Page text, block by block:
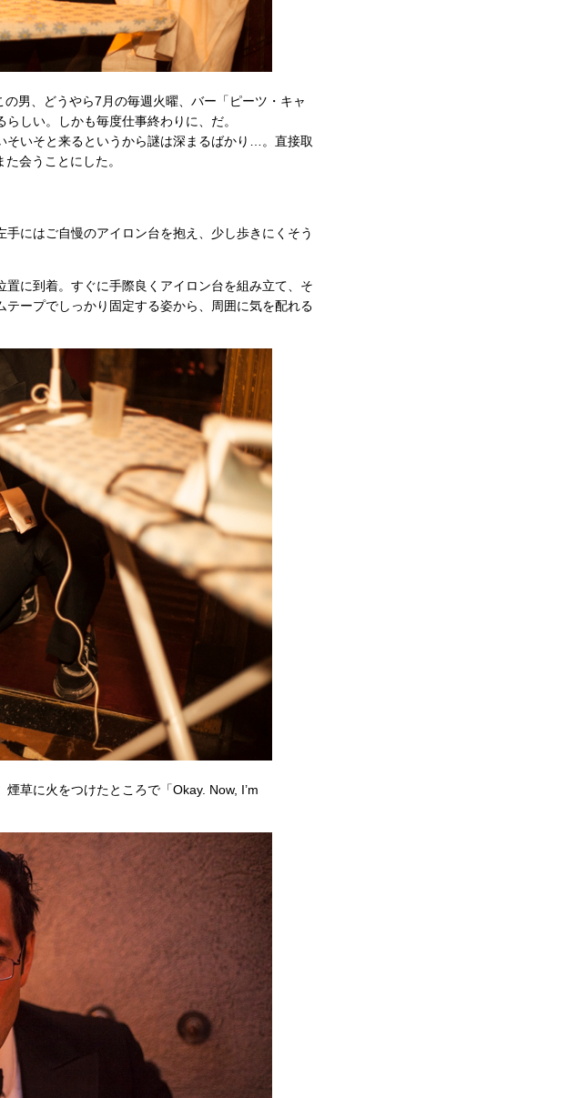
男、どうやら7月の毎週火曜、バー「ピーツ・キャ
しい。しかも毎度仕事終わりに、だ。
いそと来るというから謎は深まるばかり…。直接取
会うことにした。
にはご自慢のアイロン台を抱え、少し歩きにくそう
に到着。すぐに手際良くアイロン台を組み立て、そ
ープでしっかり固定する姿から、周囲に気を配れる
草に火をつけたところで「Okay. Now, I’m